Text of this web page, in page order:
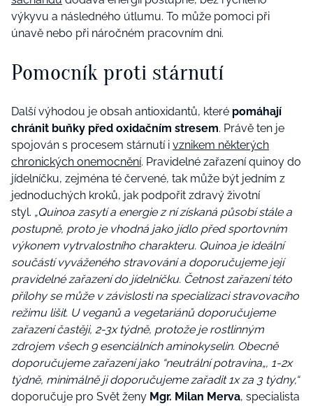
výkyvu a následného útlumu. To může pomoci při
únavě nebo při náročném pracovním dni.
Pomocník proti stárnutí
Další výhodou je obsah antioxidantů, které pomáhají
chránit buňky před oxidačním stresem. Právě ten je
spojován s procesem stárnutí i vznikem některých
chronických onemocnění. Pravidelné zařazení quinoy do
jídelníčku, zejména té červené, tak může být jedním z
jednoduchých kroků, jak podpořit zdravý životní
styl. „Quinoa zasytí a energie z ní získaná působí stále a
postupně, proto je vhodná jako jídlo před sportovním
výkonem vytrvalostního charakteru. Quinoa je ideální
součástí vyváženého stravování a doporučujeme její
pravidelné zařazení do jídelníčku. Četnost zařazení této
přílohy se může v závislosti na specializaci stravovacího
režimu lišit. U veganů a vegetariánů doporučujeme
zařazení častěji, 2-3x týdně, protože je rostlinným
zdrojem všech 9 esenciálních aminokyselin. Obecně
doporučujeme zařazení jako “neutrální potravina„, 1-2x
týdně, minimálně ji doporučujeme zařadit 1x za 3 týdny,“
doporučuje pro Svět ženy Mgr. Milan Merva, specialista